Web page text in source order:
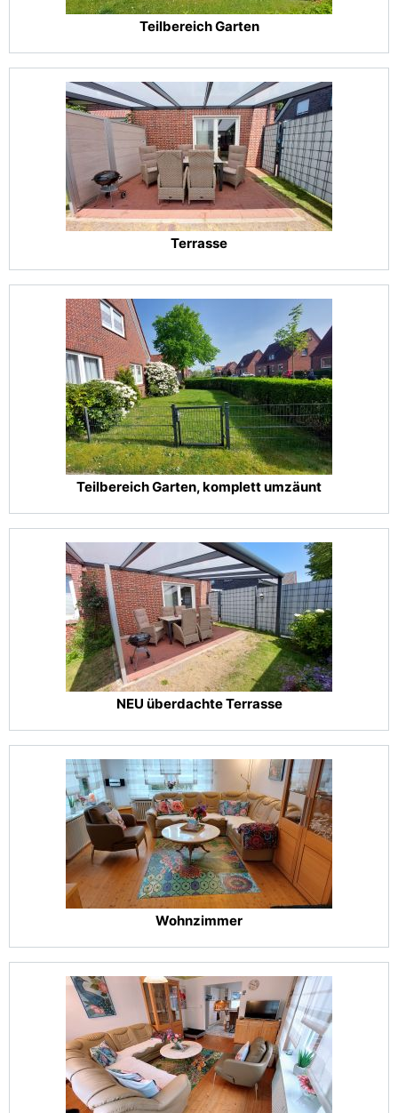
Teilbereich Garten
Terrasse
Teilbereich Garten, komplett umzäunt
NEU überdachte Terrasse
Wohnzimmer